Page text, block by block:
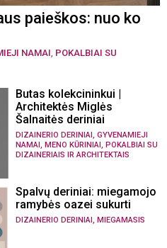
paieškos: nuo ko
NAMAI POKALBIAI SU
Butas kolekcininkui |
Architektės Miglės
Šalnaitės deriniai
DIZAINERIO DERINIAI GYVENAMIEJI
NAMAI MENO KŪRINIAI POKALBIAI SU
DIZAINERIAIS IR ARCHITEKTAIS
Spalvų deriniai: miegamojo
ramybės oazei sukurti
DIZAINERIO DERINIAI , MIEGAMASIS